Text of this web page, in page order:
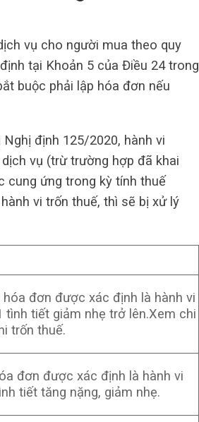
vụ cho người mua theo quy
tại Khoản 5 của Điều 24 trong
buộc phải lập hóa đơn nếu
định 125/2020, hành vi
vụ (trừ trường hợp đã khai
cung ứng trong kỳ tính thuế
vi trốn thuế, thì sẽ bị xử lý
đơn được xác định là hành vi
tiết giảm nhẹ trở lên.Xem chi
trốn thuế.
đơn được xác định là hành vi
tiết tăng nặng, giảm nhẹ.